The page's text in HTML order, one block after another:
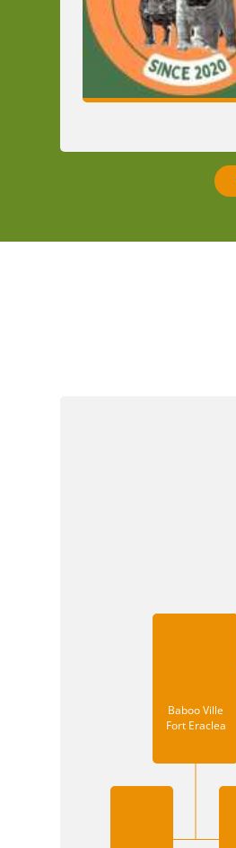
Baboo Ville
Fort Eraclea